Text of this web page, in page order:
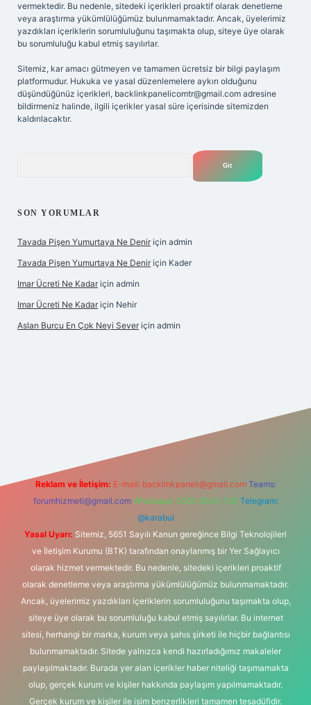
vermektedir. Bu nedenle, sitedeki içerikleri proaktif olarak denetleme
veya araştırma yükümlülüğümüz bulunmamaktadır. Ancak, üyelerimiz
yazdıkları içeriklerin sorumluluğunu taşımakta olup, siteye üye olarak
bu sorumluluğu kabul etmiş sayılırlar.
Sitemiz, kar amacı gütmeyen ve tamamen ücretsiz bir bilgi paylaşım
platformudur. Hukuka ve yasal düzenlemelere aykırı olduğunu
düşündüğünüz içerikleri, backlinkpanelicomtr@gmail.com adresine
bildirmeniz halinde, ilgili içerikler yasal süre içerisinde sitemizden
kaldırılacaktır.
SON YORUMLAR
Tavada Pişen Yumurtaya Ne Denir için admin
Tavada Pişen Yumurtaya Ne Denir için Kader
Imar Ücreti Ne Kadar için admin
Imar Ücreti Ne Kadar için Nehir
Aslan Burcu En Çok Neyi Sever için admin
Reklam ve İletişim: E-mail: backlinkpaneli@gmail.com Teams:
forumhizmeti@gmail.com Whatsapp: 0262 606 0 726 Telegram:
@karabul
Yasal Uyarı: Sitemiz, 5651 Sayılı Kanun gereğince Bilgi Teknolojileri
ve İletişim Kurumu (BTK) tarafından onaylanmış bir Yer Sağlayıcı
olarak hizmet vermektedir. Bu nedenle, sitedeki içerikleri proaktif
olarak denetleme veya araştırma yükümlülüğümüz bulunmamaktadır.
Ancak, üyelerimiz yazdıkları içeriklerin sorumluluğunu taşımakta olup,
siteye üye olarak bu sorumluluğu kabul etmiş sayılırlar. Bu internet
sitesi, herhangi bir marka, kurum veya şahıs şirketi ile hiçbir bağlantısı
bulunmamaktadır. Sitede yalnızca kendi hazırladığımız makaleler
paylaşılmaktadır. Burada yer alan içerikler haber niteliği taşımamakta
olup, gerçek kurum ve kişiler hakkında paylaşım yapılmamaktadır.
Gerçek kurum ve kişiler ile isim benzerlikleri tamamen tesadüfidir.